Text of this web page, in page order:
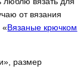
от вязания
«Вязаные крючком
размер